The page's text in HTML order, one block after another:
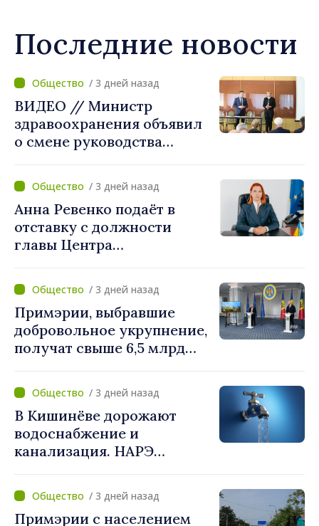
Последние новости
/ 3 дней назад
ВИДЕО // Министр
здравоохранения объявил
о смене руководства
больницы. Людмила
Капчеля будет исполнять
обязанности директора
/ 3 дней назад
Анна Ревенко подаёт в
отставку с должности
главы Центра
коммуникации и
противодействия
дезинформации
/ 3 дней назад
Примэрии, выбравшие
добровольное укрупнение,
получат свыше 6,5 млрд
«Правительство
предоставляет примэриям,
которые добровольно
объединяются,
беспрецедентный
/ 3 дней назад
В Кишинёве дорожают
водоснабжение и
канализация. НАРЭ
/ 3 дней назад
Примэрии с населением